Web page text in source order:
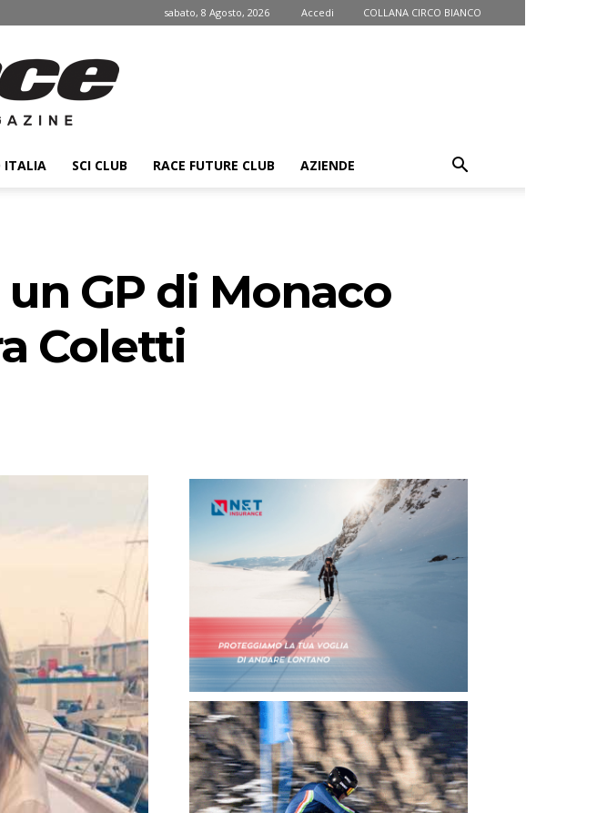
sabato, 8 Agosto, 2026 Accedi COLLANA CIRCO BIANCO
ITALIA SCI CLUB RACE FUTURE CLUB AZIENDE
GP di Monaco
Coletti